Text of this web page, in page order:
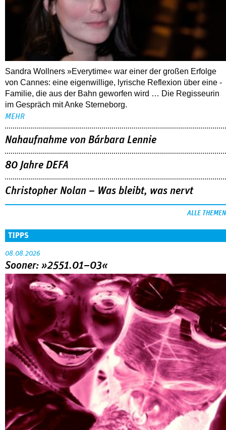
Sandra Wollners »Everytime« war einer der großen Erfolge
von Cannes: eine eigenwillige, lyrische Reflexion über eine ­
Familie, die aus der Bahn geworfen wird … Die Regisseurin
im Gespräch mit Anke Sterneborg.
MEHR
Nahaufnahme von Bárbara Lennie
80 Jahre DEFA
Christopher Nolan – Was bleibt, was nervt
ALLE THEMEN
TIPPS
08.08.2026
Sooner: »2551.01–03«